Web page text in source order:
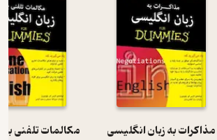
مذاکرات به زبان انگلیسی